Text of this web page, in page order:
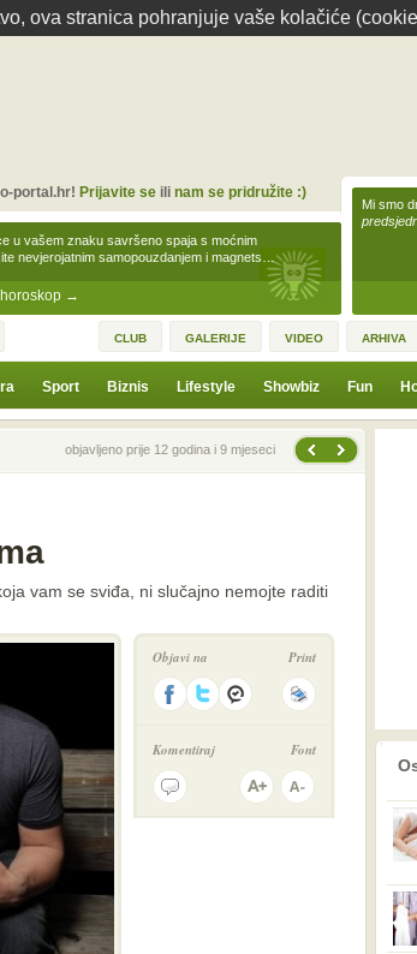
ova stranica pohranjuje vaše kolačiće
→
u vašem znaku savršeno spaja s moćnim
nevjerojatnim samopouzdanjem i magnets…
portal.hr! Prijavite seili nam se pridružite :)
Mi smo
CLUB GALERIJE VIDEO ARHIVA
Sport Biznis Lifestyle Showbiz Fun
vijest
objavljeno prije 12 godina i 9 mjeseci
vam se sviđa, ni slučajno nemojte raditi
Objavi na Print
Komentiraj Fontprethodno